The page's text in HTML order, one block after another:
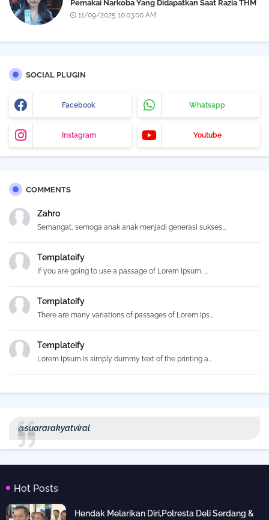
Pemakai Narkoba Yang Didapatkan Saat Razia THM
Black Owl, Propam Diminta Bertindak
11/09/2025 10:03:00 AM
SOCIAL PLUGIN
Facebook Whatsapp
Instagram Youtube
COMMENTS
Zahro
Semangat, semoga anak anak menjadi generasi sukses...
Templateify
If you are going to use a passage of Lorem Ipsum, ...
Templateify
There are many variations of passages of Lorem Ips...
Templateify
Lorem Ipsum is simply dummy text of the printing a...
@suararakyatviral
Hot Posts
Hendak Melarikan Diri,Polresta Deli Serdang &